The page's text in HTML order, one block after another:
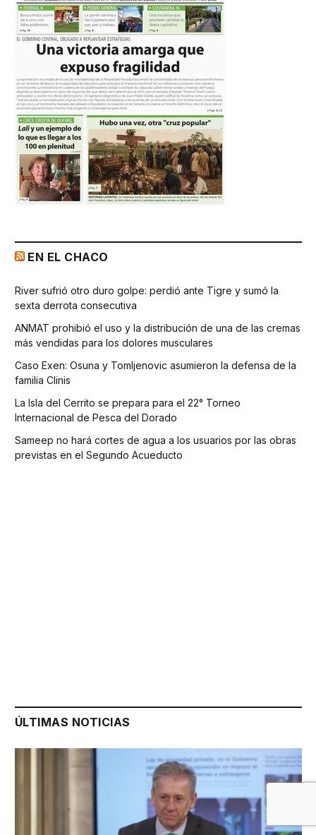
EN EL CHACO
River sufrió otro duro golpe: perdió ante Tigre y sumó la
sexta derrota consecutiva
ANMAT prohibió el uso y la distribución de una de las cremas
más vendidas para los dolores musculares
Caso Exen: Osuna y Tomljenovic asumieron la defensa de la
familia Clinis
La Isla del Cerrito se prepara para el 22° Torneo
Internacional de Pesca del Dorado
Sameep no hará cortes de agua a los usuarios por las obras
previstas en el Segundo Acueducto
ÚLTIMAS NOTICIAS